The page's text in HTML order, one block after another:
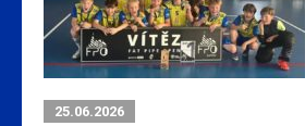
25.06.2026